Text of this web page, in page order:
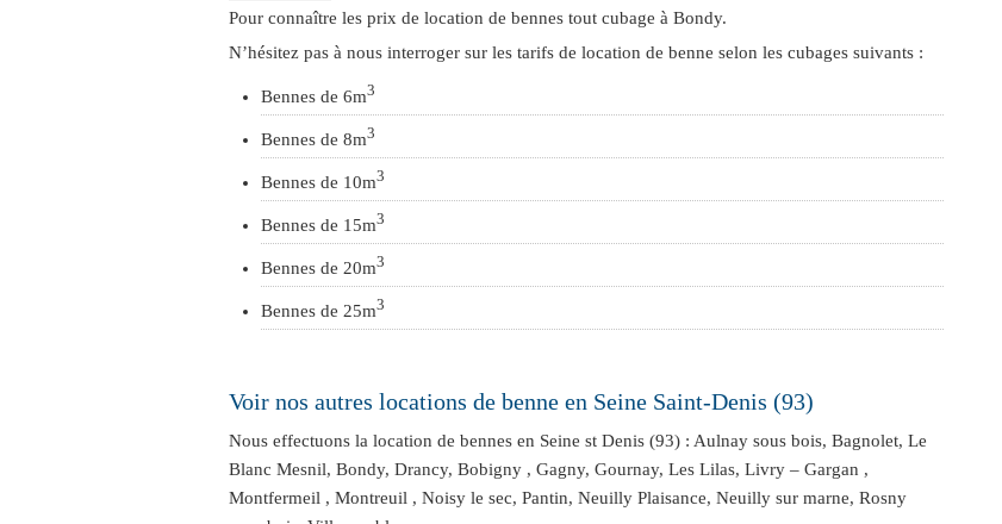
Pour connaître les prix de location de bennes tout cubage à Bondy.
N’hésitez pas à nous interroger sur les tarifs de location de benne selon les cubages suivants :
Bennes de 6m3
Bennes de 8m3
Bennes de 10m3
Bennes de 15m3
Bennes de 20m3
Bennes de 25m3
Voir nos autres locations de benne en Seine Saint-Denis (93)
Nous effectuons la location de bennes en Seine st Denis (93) : Aulnay sous bois, Bagnolet, Le
Blanc Mesnil, Bondy, Drancy, Bobigny , Gagny, Gournay, Les Lilas, Livry – Gargan ,
Montfermeil , Montreuil , Noisy le sec, Pantin, Neuilly Plaisance, Neuilly sur marne, Rosny